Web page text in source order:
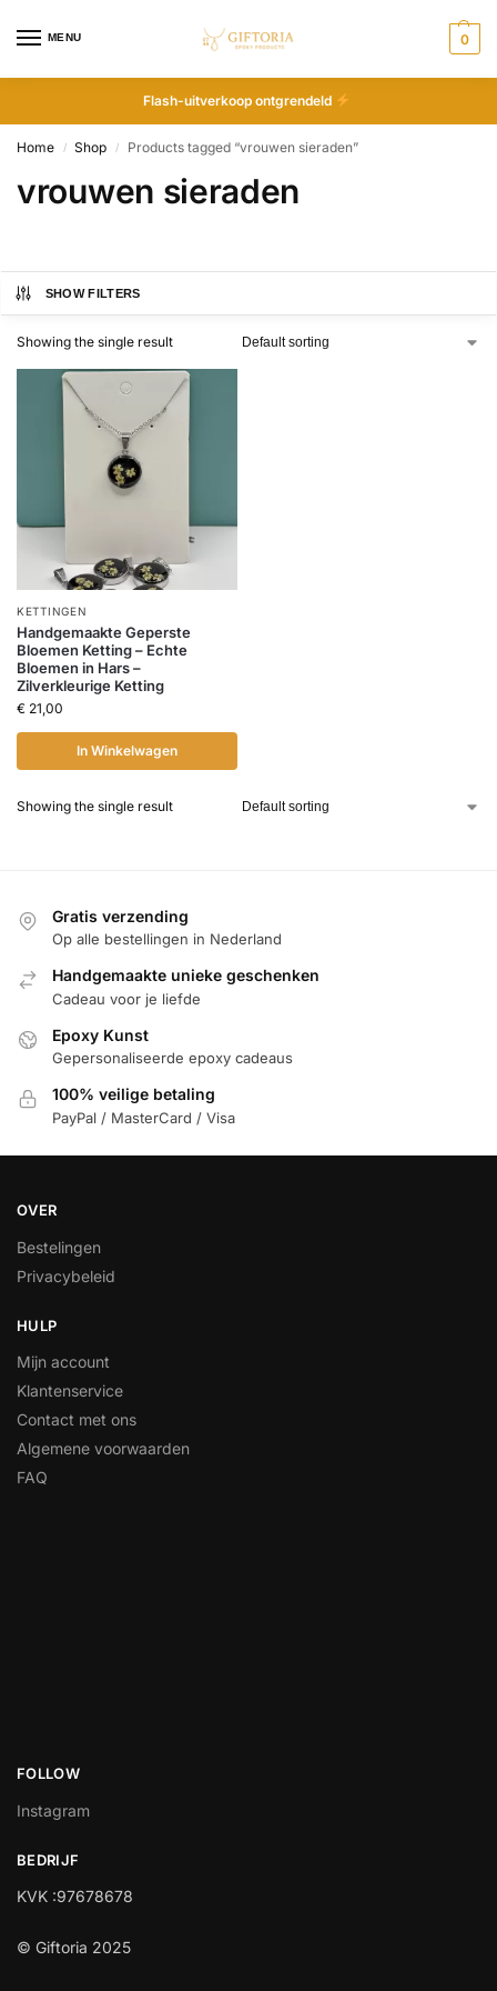
MENU 0
Flash-uitverkoop ontgrendeld
Home / Shop / Products tagged “vrouwen sieraden”
vrouwen sieraden
SHOW FILTERS
Showing the single result
KETTINGEN
Handgemaakte Geperste
Bloemen Ketting – Echte
Bloemen in Hars –
Zilverkleurige Ketting
€ 21,00
In Winkelwagen
Showing the single result
Gratis verzending
Op alle bestellingen in Nederland
Handgemaakte unieke geschenken
Cadeau voor je liefde
Epoxy Kunst
Gepersonaliseerde epoxy cadeaus
100% veilige betaling
PayPal / MasterCard / Visa
OVER
Bestelingen
Privacybeleid
HULP
Mijn account
Klantenservice
Contact met ons
Algemene voorwaarden
FAQ
FOLLOW
Instagram
BEDRIJF
KVK :97678678
© Giftoria 2025